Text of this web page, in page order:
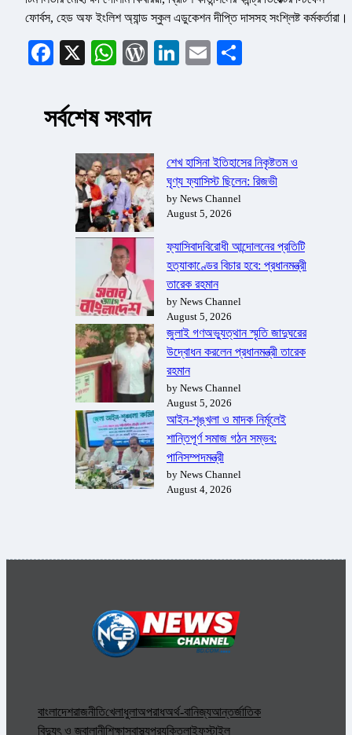
ফোর্বস, হেড অফ ইংলিশ অ্যান্ড স্কুল এডুকেশন দীপ্তি দাসসহ সংশ্লিষ্ট কর্মকর্তারা।
Facebook
X WhatsApp
WordPress
LinkedIn
Email
সর্বশেষ সংবাদ
শেখ হাসিনা ইতিহাসের নিকৃষ্টতম ও
ঘৃণ্য ফ্যাসিস্ট ছিলেন: রিজভী
by News Channel
August 5, 2026
ফ্যাসিবাদবিরোধী আন্দোলনের প্রতিটি
হত্যাকাণ্ডের বিচার হবে: প্রধানমন্ত্রী
তারেক রহমান
by News Channel
August 5, 2026
জুলাই গণঅভ্যুত্থান স্মৃতি জাদুঘরের
উদ্বোধন করলেন প্রধানমন্ত্রী তারেক
রহমান
by News Channel
August 5, 2026
আইন-শৃঙ্খলা ও মাদক নির্মূলেই
শান্তিপূর্ণ সমাজ গঠন সম্ভব:
পানিসম্পদমন্ত্রী
by News Channel
August 4, 2026
বাংলাদেশরাজনীতিখেলাধুলাঅপরাধঅর্থ-বানিজ্যআন্তর্জাতিক
বিদ্যুৎ ও জ্বালানীশিক্ষাস্বাস্থ্যপ্রযুক্তিলাইফস্টাইল